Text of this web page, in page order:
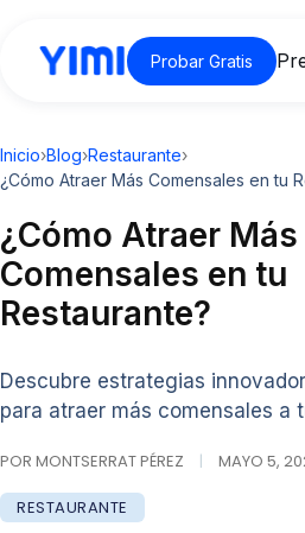
Probar Gratis
Inicio›Blog›Restaurante›
¿Cómo Atraer Más Comensales en tu
¿Cómo Atraer Más
Comensales en tu
Restaurante?
Descubre estrategias
para atraer más comensales a
POR MONTSERRAT PÉREZ | MAYO 5,
RESTAURANTE